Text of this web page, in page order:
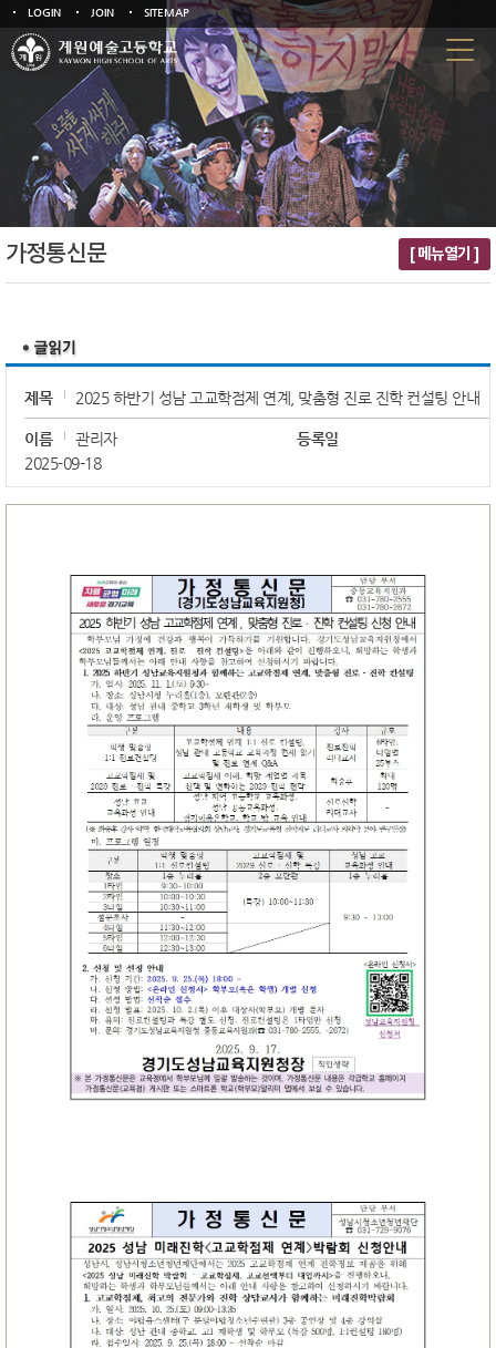
LOGIN JOIN SITEMAP
가정통신문 [ 메뉴열기 ]
제목 2025 하반기 성남 고교학점제 연계, 맞춤형 진로 진학 컨설팅 안내
이름 관리자
등록일
2025-09-18